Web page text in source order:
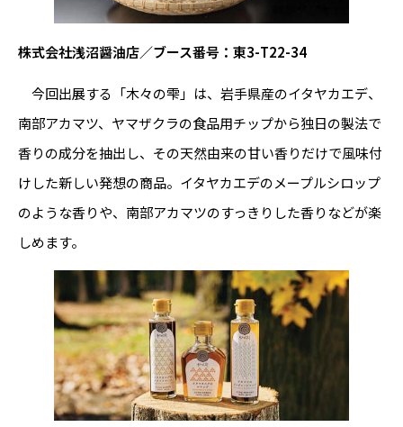
株式会社浅沼醤油店／ブース番号：東3-T22-34
今回出展する「木々の雫」は、岩手県産のイタヤカエデ、
南部アカマツ、ヤマザクラの食品用チップから独日の製法で
香りの成分を抽出し、その天然由来の甘い香りだけで風味付
けした新しい発想の商品。イタヤカエデのメープルシロップ
のような香りや、南部アカマツのすっきりした香りなどが楽
しめます。